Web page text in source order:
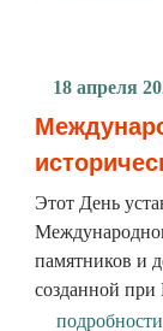
18 апреля
Этот День
памятников и
созданной